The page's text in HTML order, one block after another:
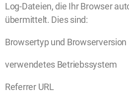
Log-Dateien, die Ihr Browser
übermittelt. Dies sind:
Browsertyp und Browserversion
verwendetes Betriebssystem
Referrer URL